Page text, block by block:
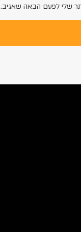
שלי לפעם הבאה שאגיב.